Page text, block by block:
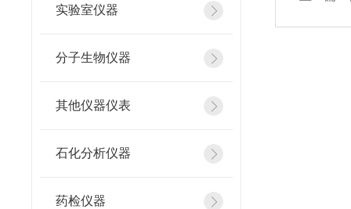
实验室仪器
分子生物仪器
其他仪器仪表
石化分析仪器
药检仪器